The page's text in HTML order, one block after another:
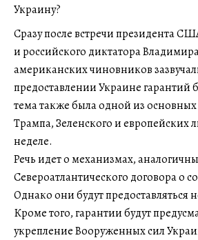
Украину?
Сразу после встречи президента
и российского диктатора
американских чиновников
предоставлении Украине гарантий
тема также была одной из основных
Трампа, Зеленского и европейских
неделе.
Речь идет о механизмах,
Североатлантического договора о
Однако они будут предоставляться
Кроме того, гарантии будут
укрепление Вооруженных сил